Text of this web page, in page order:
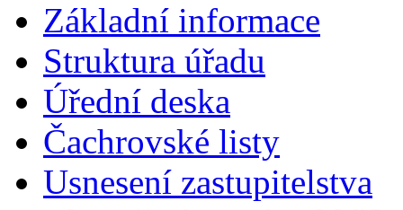
Základní informace
Struktura úřadu
Úřední deska
Čachrovské listy
Usnesení zastupitelstva